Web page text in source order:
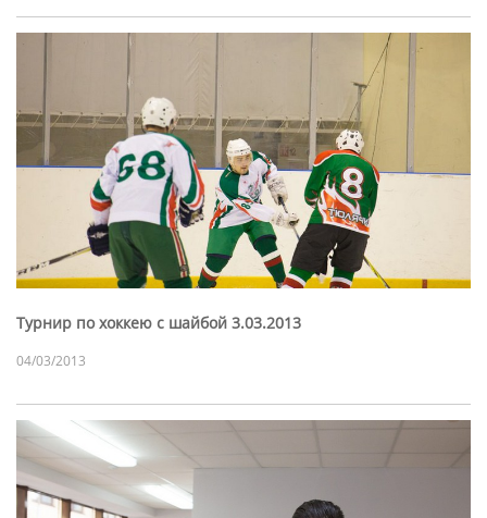
Турнир по хоккею с шайбой 3.03.2013
04/03/2013